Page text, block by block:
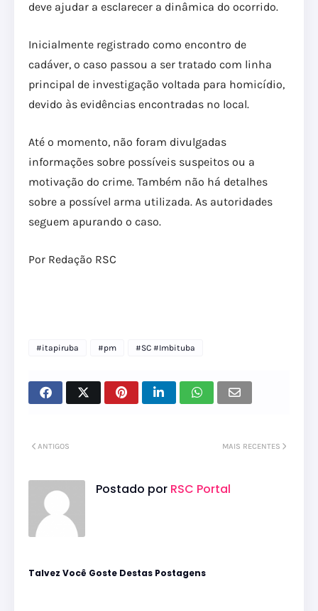
deve ajudar a esclarecer a dinâmica do ocorrido.
Inicialmente registrado como encontro de
cadáver, o caso passou a ser tratado com linha
principal de investigação voltada para homicídio,
devido às evidências encontradas no local.
Até o momento, não foram divulgadas
informações sobre possíveis suspeitos ou a
motivação do crime. Também não há detalhes
sobre a possível arma utilizada. As autoridades
seguem apurando o caso.
Por Redação RSC
#itapiruba #pm #SC #Imbituba
MAIS RECENTES
ANTIGOS
Postado por RSC Portal
Talvez Você Goste Destas Postagens